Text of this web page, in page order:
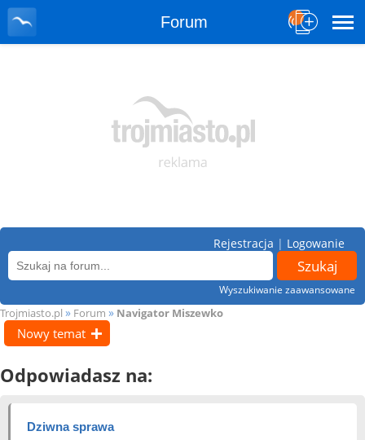
Forum
Wyszukiwanie zaawansowane
Rejestracja | Logowanie
Trojmiasto.pl » Forum » Navigator Miszewko
Nowy temat
Odpowiadasz na:
Dziwna sprawa